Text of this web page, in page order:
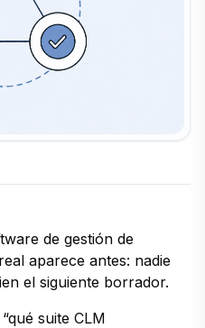
de gestión de
aparece antes: nadie
el siguiente borrador.
suite CLM